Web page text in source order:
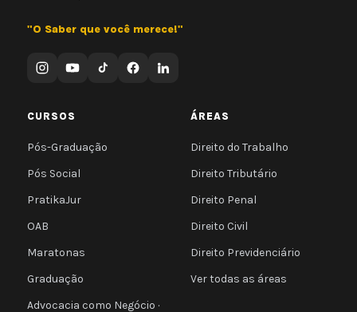
"O Saber que você merece!"
CURSOS
Pós-Graduação
Pós Social
PratikaJur
OAB
Maratonas
Graduação
Advocacia como Negócio ·
ÁREAS
Direito do Trabalho
Direito Tributário
Direito Penal
Direito Civil
Direito Previdenciário
Ver todas as áreas